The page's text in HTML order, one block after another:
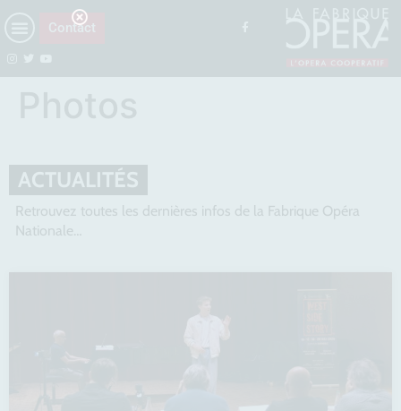
Contact
ACTUALITÉS
Retrouvez toutes les dernières infos de la Fabrique Opéra
Nationale…